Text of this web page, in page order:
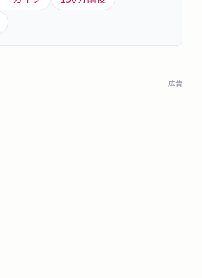
広告